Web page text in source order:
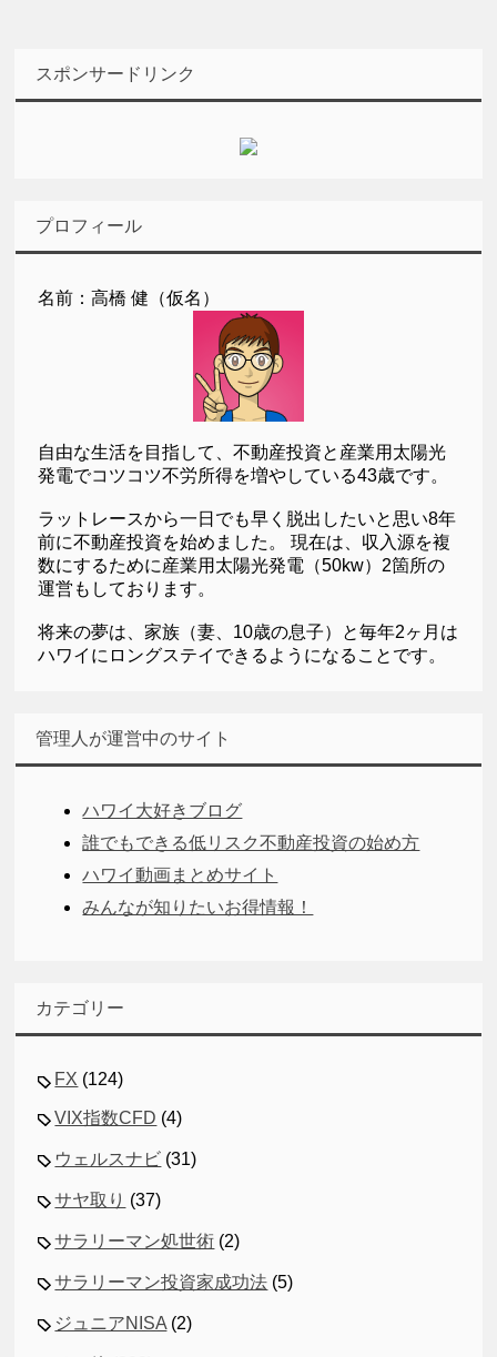
スポンサードリンク
プロフィール
名前：高橋 健（仮名）
自由な生活を目指して、不動産投資と産業用太陽光
発電でコツコツ不労所得を増やしている43歳です。
ラットレースから一日でも早く脱出したいと思い8年
前に不動産投資を始めました。 現在は、収入源を複
数にするために産業用太陽光発電（50kw）2箇所の
運営もしております。
将来の夢は、家族（妻、10歳の息子）と毎年2ヶ月は
ハワイにロングステイできるようになることです。
管理人が運営中のサイト
ハワイ大好きブログ
誰でもできる低リスク不動産投資の始め方
ハワイ動画まとめサイト
みんなが知りたいお得情報！
カテゴリー
FX (124)
VIX指数CFD (4)
ウェルスナビ (31)
サヤ取り (37)
サラリーマン処世術 (2)
サラリーマン投資家成功法 (5)
ジュニアNISA (2)